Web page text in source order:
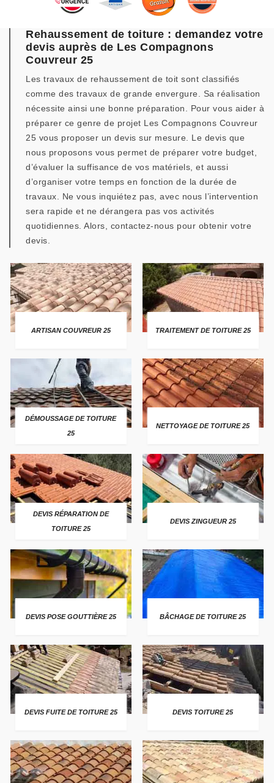
Rehaussement de toiture : demandez votre
devis auprès de Les Compagnons
Couvreur 25
Les travaux de rehaussement de toit sont classifiés
comme des travaux de grande envergure. Sa réalisation
nécessite ainsi une bonne préparation. Pour vous aider à
préparer ce genre de projet Les Compagnons Couvreur
25 vous proposer un devis sur mesure. Le devis que
nous proposons vous permet de préparer votre budget,
d’évaluer la suffisance de vos matériels, et aussi
d’organiser votre temps en fonction de la durée de
travaux. Ne vous inquiétez pas, avec nous l’intervention
sera rapide et ne dérangera pas vos activités
quotidiennes. Alors, contactez-nous pour obtenir votre
devis.
ARTISAN COUVREUR 25 TRAITEMENT DE TOITURE 25
DÉMOUSSAGE DE TOITURE
25
NETTOYAGE DE TOITURE 25
DEVIS RÉPARATION DE
TOITURE 25
DEVIS ZINGUEUR 25
DEVIS POSE GOUTTIÈRE 25 BÂCHAGE DE TOITURE 25
DEVIS FUITE DE TOITURE 25 DEVIS TOITURE 25